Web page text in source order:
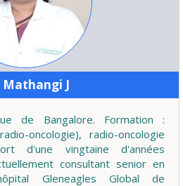
Mathangi J
de Bangalore. Formation :
oncologie), radio-oncologie
d'une vingtaine d'années
consultant senior en
Gleneagles Global de